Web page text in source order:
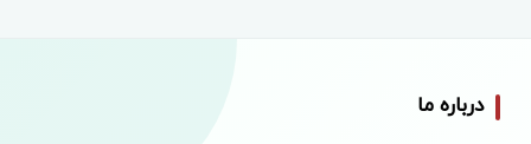
درباره ما